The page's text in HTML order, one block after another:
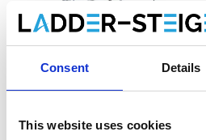
Consent Details
This website uses cookies
werkhoogte 5,2 m